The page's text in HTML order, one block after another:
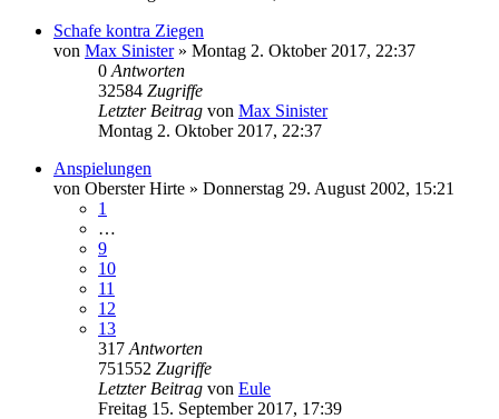
Schafe kontra Ziegen
von Max Sinister» Montag 2. Oktober 2017, 22:37
0 Antworten
32584 Zugriffe
Letzter Beitrag von Max Sinister
Montag 2. Oktober 2017, 22:37
Anspielungen
von Oberster Hirte » Donnerstag 29. August 2002, 15:21
1
…
9
10
11
12
13
317 Antworten
751552 Zugriffe
Letzter Beitrag von Eule
Freitag 15. September 2017, 17:39